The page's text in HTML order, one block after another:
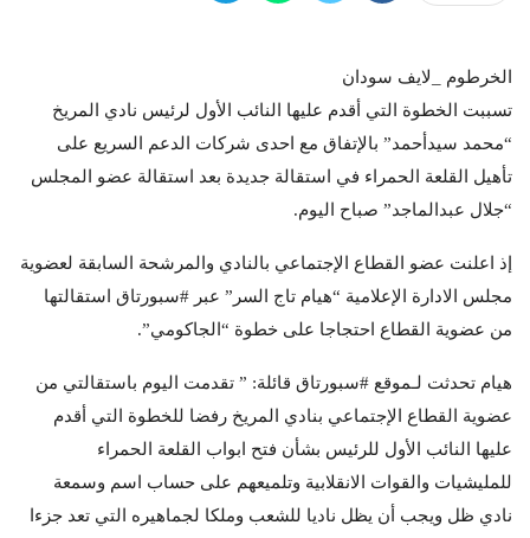
الخرطوم _لايف سودان
تسببت الخطوة التي أقدم عليها النائب الأول لرئيس نادي المريخ
“محمد سيدأحمد” بالإتفاق مع احدى شركات الدعم السريع على
تأهيل القلعة الحمراء في استقالة جديدة بعد استقالة عضو المجلس
“جلال عبدالماجد” صباح اليوم.
إذ اعلنت عضو القطاع الإجتماعي بالنادي والمرشحة السابقة لعضوية
مجلس الادارة الإعلامية “هيام تاج السر” عبر #سبورتاق استقالتها
من عضوية القطاع احتجاجا على خطوة “الجاكومي”.
هيام تحدثت لـموقع #سبورتاق قائلة: ” تقدمت اليوم باستقالتي من
عضوية القطاع الإجتماعي بنادي المريخ رفضا للخطوة التي أقدم
عليها النائب الأول للرئيس بشأن فتح ابواب القلعة الحمراء
للمليشيات والقوات الانقلابية وتلميعهم على حساب اسم وسمعة
نادي ظل ويجب أن يظل ناديا للشعب وملكا لجماهيره التي تعد جزءا